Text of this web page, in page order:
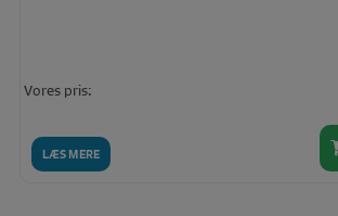
LÆS MERE
Vores pris: